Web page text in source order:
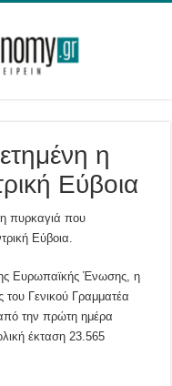
η
Εύβοια
πυρκαγιά που
Εύβοια.
Ευρωπαϊκής Ένωσης, η
του Γενικού Γραμματέα
την πρώτη ημέρα
έκταση 23.565